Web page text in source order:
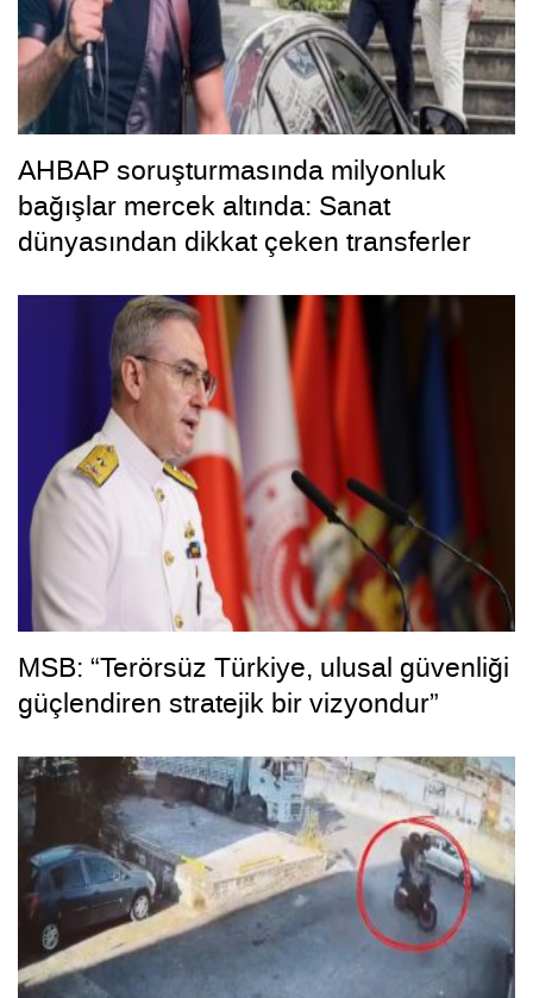
AHBAP soruşturmasında milyonluk
bağışlar mercek altında: Sanat
dünyasından dikkat çeken transferler
MSB: “Terörsüz Türkiye, ulusal güvenliği
güçlendiren stratejik bir vizyondur”